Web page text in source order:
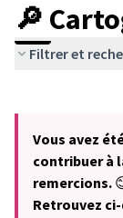
🔎
Filtrer et
−
Vous avez
contribuer à
remercions.
Retrouvez